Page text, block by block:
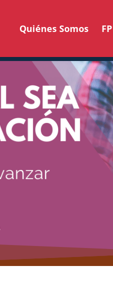
Quiénes Somos FP